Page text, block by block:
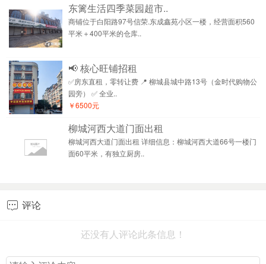
东篱生活四季菜园超市..
商铺位于白阳路97号信荣.东成鑫苑小区一楼，经营面积560
平米＋400平米的仓库..
📢 核心旺铺招租
✅房东直租，零转让费 📍 柳城县城中路13号（金时代购物公
园旁） ✅ 全业..
￥6500元
柳城河西大道门面出租
柳城河西大道门面出租 详细信息：柳城河西大道66号一楼门
面60平米，有独立厨房..
 评论
还没有人评论此条信息！